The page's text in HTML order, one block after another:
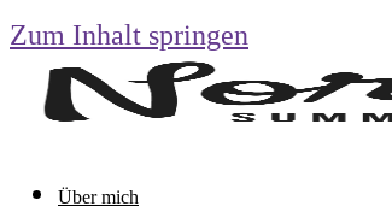
Zum Inhalt springen
Über mich